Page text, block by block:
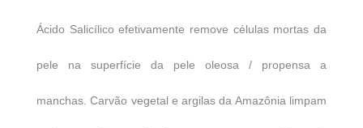
Ácido Salicílico efetivamente remove células mortas da
pele na superfície da pele oleosa / propensa a
manchas. Carvão vegetal e argilas da Amazônia limpam